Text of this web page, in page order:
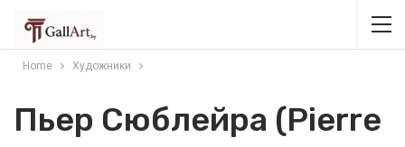
Home Художники
Пьер Сюблейра (Pierre